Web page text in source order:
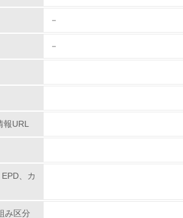
原料、水等）とエネルギー（電力、重油、ガ
ギーの使用量の把握をし、具体的な削減目標
－
－
URL
、カ
み区分